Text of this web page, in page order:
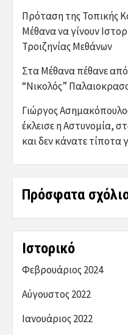
Πρόταση της Τοπικής
Μέθανα να γίνουν
Τροιζηνίας Μεθάνων
Στα Μέθανα πέθανε
“Νικολός”
Γιώργος
έκλεισε η Αστυνομία,
και δεν κάνατε τίποτα
Πρόσφατα
Ιστορικό
Φεβρουάριος 2024
Αύγουστος 2022
Ιανουάριος 2022